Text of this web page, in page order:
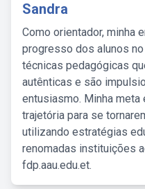
Sandra
Como orientador, minha
progresso dos alunos
técnicas pedagógicas
autênticas e são
entusiasmo. Minha
trajetória para se
utilizando estratégias
renomadas instituições
fdp.aau.edu.et.